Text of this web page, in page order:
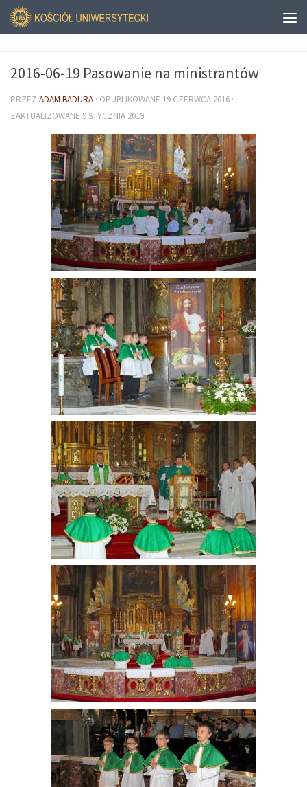
2016-06-19 Pasowanie na ministrantów
PRZEZ ADAM BADURA · OPUBLIKOWANE 19 CZERWCA 2016 ·
ZAKTUALIZOWANE 9 STYCZNIA 2019